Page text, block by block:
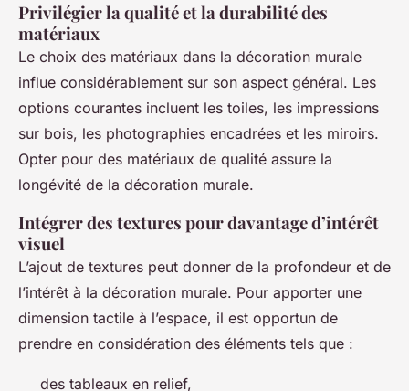
Privilégier la qualité et la durabilité des
matériaux
Le choix des matériaux dans la décoration murale
influe considérablement sur son aspect général. Les
options courantes incluent les toiles, les impressions
sur bois, les photographies encadrées et les miroirs.
Opter pour des matériaux de qualité assure la
longévité de la décoration murale.
Intégrer des textures pour davantage d’intérêt
visuel
L’ajout de textures peut donner de la profondeur et de
l’intérêt à la décoration murale. Pour apporter une
dimension tactile à l’espace, il est opportun de
prendre en considération des éléments tels que :
des tableaux en relief,